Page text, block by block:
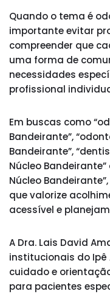
Quando o tema é
importante evitar
compreender que
uma forma de
necessidades
profissional
Em buscas como
Bandeirante”,
Bandeirante”,
Núcleo
Núcleo
que valorize
acessível e
A Dra. Lais David
institucionais do Ipê
cuidado e
para pacientes